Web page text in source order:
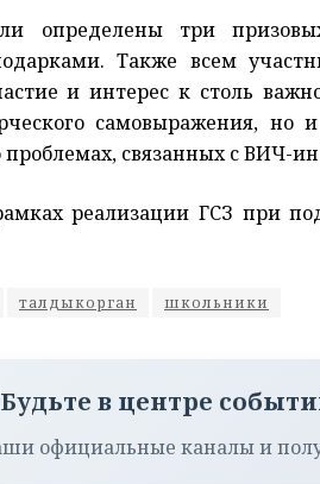
определены три
Также всем
и интерес к столь
самовыражения,
связанных с ВИЧ-
реализации ГСЗ при
талдыкорган школьники
Будьте в центре
официальные каналы и